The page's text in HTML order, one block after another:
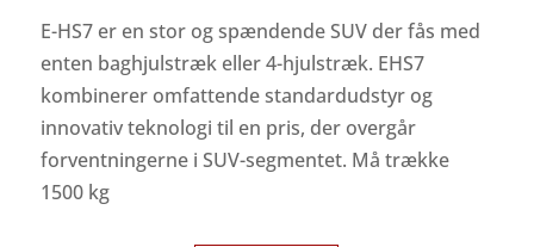
E-HS7 er en stor og spændende SUV der fås med
enten baghjulstræk eller 4-hjulstræk. EHS7
kombinerer omfattende standardudstyr og
innovativ teknologi til en pris, der overgår
forventningerne i SUV-segmentet. Må trække
1500 kg